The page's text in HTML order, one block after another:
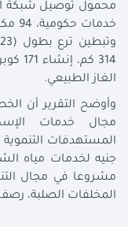
الغاز الطبيعي.
مجال خدمات
مشروعا في مجال
المخلفات الصلبة،